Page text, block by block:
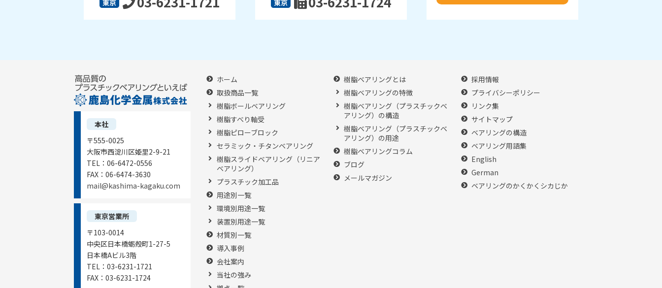
東京 東京
本社
〒555-0025
大阪市西淀川区姫里2-9-21
TEL： 06-6472-0556
FAX： 06-6474-3630
mail@kashima-kagaku.com
東京営業所
〒103-0014
中央区日本橋蛎殻町1-27-5
日本橋Aビル3階
TEL： 03-6231-1721
FAX： 03-6231-1724
ホーム
取扱商品一覧
樹脂ボールベアリング
樹脂すべり軸受
樹脂ピローブロック
セラミック・チタンベアリング
樹脂スライドベアリング（リニア
ベアリング）
プラスチック加工品
用途別一覧
環境別用途一覧
装置別用途一覧
材質別一覧
導入事例
会社案内
当社の強み
樹脂ベアリングとは
樹脂ベアリングの特徴
樹脂ベアリング（プラスチックベ
アリング）の構造
樹脂ベアリング（プラスチックベ
アリング）の用途
樹脂ベアリングコラム
ブログ
メールマガジン
採用情報
プライバシーポリシー
リンク集
サイトマップ
ベアリングの構造
ベアリング用語集
English
German
ベアリングのかくかくシカじか